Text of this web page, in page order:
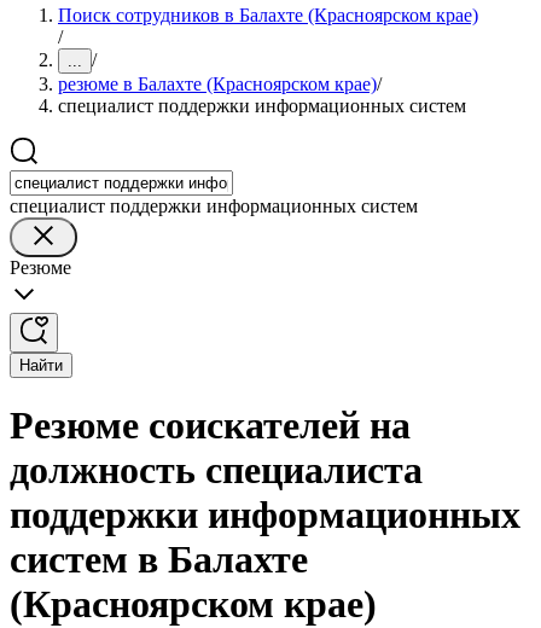
Поиск сотрудников в Балахте (Красноярском крае)
/
... /
резюме в Балахте (Красноярском крае)/
специалист поддержки информационных систем
специалист поддержки информационных систем
Резюме
Найти
Резюме соискателей на
должность специалиста
поддержки информационных
систем в Балахте
(Красноярском крае)